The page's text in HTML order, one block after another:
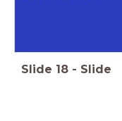
Slide 18 - Slide